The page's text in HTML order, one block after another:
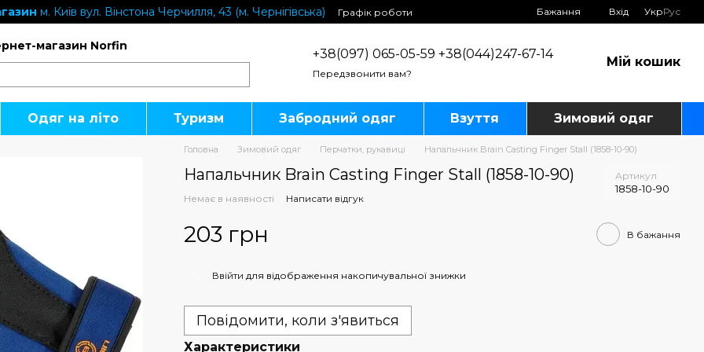
м. Київ вул. Вінстона Черчилля, 43 (м. Чернігівська)
Графік роботи
Бажання Вхід УкрРус
магазин Norfin
+38(097) 065-05-59 +38(044)247-67-14
Передзвонити вам?
Мій кошик
Одяг на літо Туризм Забродний одяг Взуття Зимовий одяг
Головна Зимовий одяг Перчатки, рукавиці Напальчник Brain Casting Finger Stall (1858-10-90)
Напальчник Brain Casting Finger Stall (1858-10-90) Артикул
1858-10-90
Немає в наявності Написати відгук
203 грн В бажання
Ввійти для відображення накопичувальної знижки
Повідомити, коли з'явиться
Характеристики